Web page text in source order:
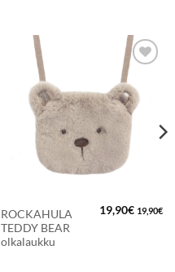
LISÄÄ
SUOSIKKEIHIN
ROCKAHULA
TEDDY BEAR
olkalaukku
19,90€ 19,90€